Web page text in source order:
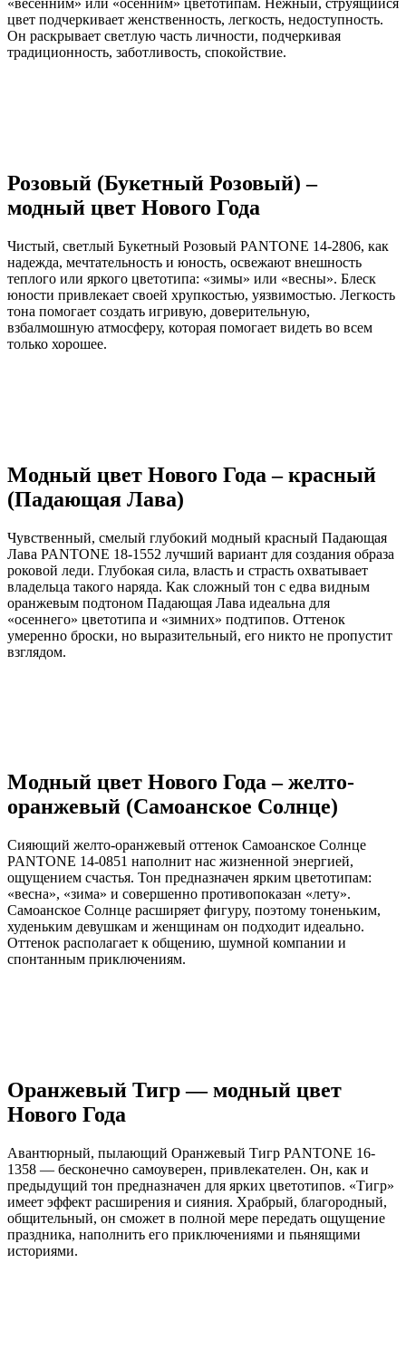
цвет подчеркивает женственность, легкость, недоступность.
Он раскрывает светлую часть личности, подчеркивая
традиционность, заботливость, спокойствие.
Розовый (Букетный Розовый) –
модный цвет Нового Года
Чистый, светлый Букетный Розовый PANTONE 14-2806, как
надежда, мечтательность и юность, освежают внешность
теплого или яркого цветотипа: «зимы» или «весны». Блеск
юности привлекает своей хрупкостью, уязвимостью. Легкость
тона помогает создать игривую, доверительную,
взбалмошную атмосферу, которая помогает видеть во всем
только хорошее.
Модный цвет Нового Года – красный
(Падающая Лава)
Чувственный, смелый глубокий модный красный Падающая
Лава PANTONE 18-1552 лучший вариант для создания образа
роковой леди. Глубокая сила, власть и страсть охватывает
владельца такого наряда. Как сложный тон с едва видным
оранжевым подтоном Падающая Лава идеальна для
«осеннего» цветотипа и «зимних» подтипов. Оттенок
умеренно броски, но выразительный, его никто не пропустит
взглядом.
Модный цвет Нового Года – желто-
оранжевый (Самоанское Солнце)
Сияющий желто-оранжевый оттенок Самоанское Солнце
PANTONE 14-0851 наполнит нас жизненной энергией,
ощущением счастья. Тон предназначен ярким цветотипам:
«весна», «зима» и совершенно противопоказан «лету».
Самоанское Солнце расширяет фигуру, поэтому тоненьким,
худеньким девушкам и женщинам он подходит идеально.
Оттенок располагает к общению, шумной компании и
спонтанным приключениям.
Оранжевый Тигр — модный цвет
Нового Года
Авантюрный, пылающий Оранжевый Тигр PANTONE 16-
1358 — бесконечно самоуверен, привлекателен. Он, как и
предыдущий тон предназначен для ярких цветотипов. «Тигр»
имеет эффект расширения и сияния. Храбрый, благородный,
общительный, он сможет в полной мере передать ощущение
праздника, наполнить его приключениями и пьянящими
историями.